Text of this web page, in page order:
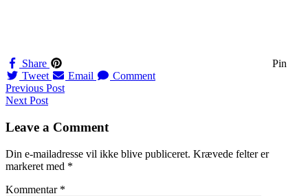
Share
Pin
Tweet
Email Comment
Navigation
til
indlæg
Previous Post
Next Post
Leave a Comment
Din e-mailadresse vil ikke blive publiceret. Krævede felter er
markeret med *
Kommentar *